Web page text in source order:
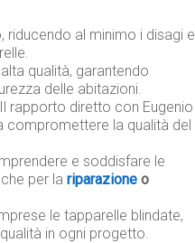
riducendo al minimo i disagi e
qualità, garantendo
delle abitazioni.
rapporto diretto con Eugenio
compromettere la qualità del
e soddisfare le
per la riparazione o
le tapparelle blindate,
in ogni progetto.